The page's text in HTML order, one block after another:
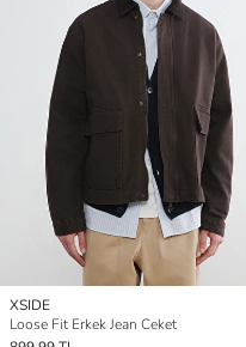
XSIDE
Loose Fit Erkek Jean Ceket